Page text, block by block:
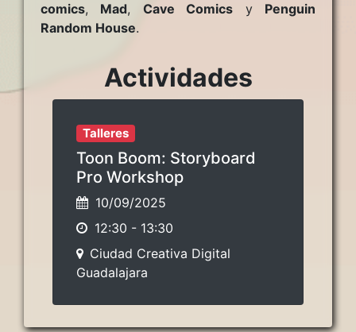
comics, Mad, Cave Comics y Penguin
Random House.
Actividades
Talleres
Toon Boom: Storyboard
Pro Workshop
10/09/2025
12:30 - 13:30
Ciudad Creativa Digital
Guadalajara